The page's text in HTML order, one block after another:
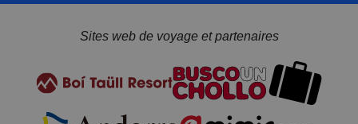
Sites web de voyage et partenaires